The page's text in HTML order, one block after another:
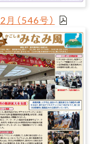
2月（546号）